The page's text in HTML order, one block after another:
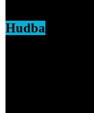
Hudba